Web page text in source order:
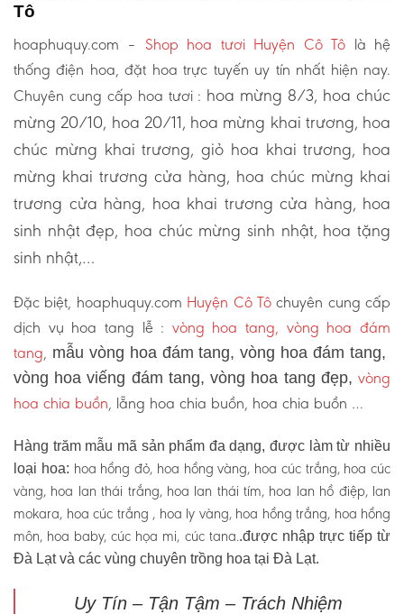
Tô
hoaphuquy.com – Shop hoa tươi Huyện Cô Tô là hệ
thống điện hoa, đặt hoa trực tuyến uy tín nhất hiện nay.
Chuyên cung cấp hoa tươi : hoa mừng 8/3, hoa chúc
mừng 20/10, hoa 20/11, hoa mừng khai trương, hoa
chúc mừng khai trương, giỏ hoa khai trương, hoa
mừng khai trương cửa hàng, hoa chúc mừng khai
trương cửa hàng, hoa khai trương cửa hàng, hoa
sinh nhật đẹp, hoa chúc mừng sinh nhật, hoa tặng
sinh nhật,…
Đặc biệt, hoaphuquy.com Huyện Cô Tôchuyên cung cấp
dịch vụ hoa tang lễ : vòng hoa tang, vòng hoa đám
tang, mẫu vòng hoa đám tang, vòng hoa đám tang,
vòng hoa viếng đám tang, vòng hoa tang đẹp, vòng
hoa chia buồn, lẵng hoa chia buồn, hoa chia buồn …
Hàng trăm mẫu mã sản phẩm đa dạng, được làm từ nhiều
loại hoa: hoa hồng đỏ, hoa hồng vàng, hoa cúc trắng, hoa cúc
vàng, hoa lan thái trắng, hoa lan thái tím, hoa lan hồ điệp, lan
mokara, hoa cúc trắng , hoa ly vàng, hoa hồng trắng, hoa hồng
môn, hoa baby, cúc họa mi, cúc tana..được nhập trực tiếp từ
Đà Lạt và các vùng chuyên trồng hoa tại Đà Lạt.
Uy Tín – Tận Tậm – Trách Nhiệm